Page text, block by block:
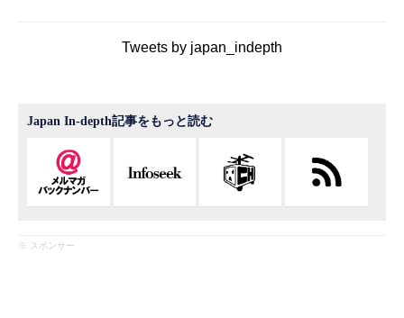
Tweets by japan_indepth
Japan In-depth記事をもっと読む
※ スポンサー